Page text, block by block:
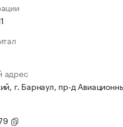
адрес
г. Барнаул, пр-д